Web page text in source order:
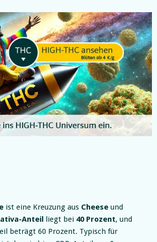
ist eine Kreuzung aus Cheese und
Anteil liegt bei 40 Prozent, und
beträgt 60 Prozent. Typisch für